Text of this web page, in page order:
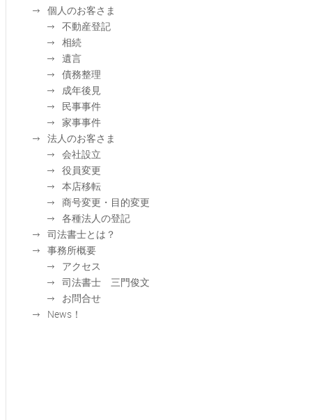
個人のお客さま
不動産登記
相続
遺言
債務整理
成年後見
民事事件
家事事件
法人のお客さま
会社設立
役員変更
本店移転
商号変更・目的変更
各種法人の登記
司法書士とは？
事務所概要
アクセス
司法書士 三門俊文
お問合せ
News！